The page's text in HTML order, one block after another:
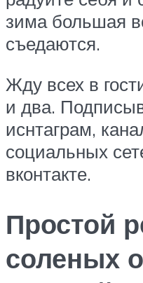
зима большая
съедаются.
Жду всех в
и два.
иснтаграм,
социальных
вконтакте.
Простой
соленых